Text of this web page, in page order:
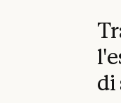
di